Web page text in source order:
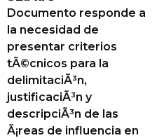
Canal Digital
Columnas de Opinión
Designaciones
Calendario de Eventos
Revistas Digital
Documento responde a
la necesidad de
presentar criterios
tÃ©cnicos para la
delimitaciÃ³n,
justificaciÃ³n y
descripciÃ³n de las
Ã¡reas de influencia en